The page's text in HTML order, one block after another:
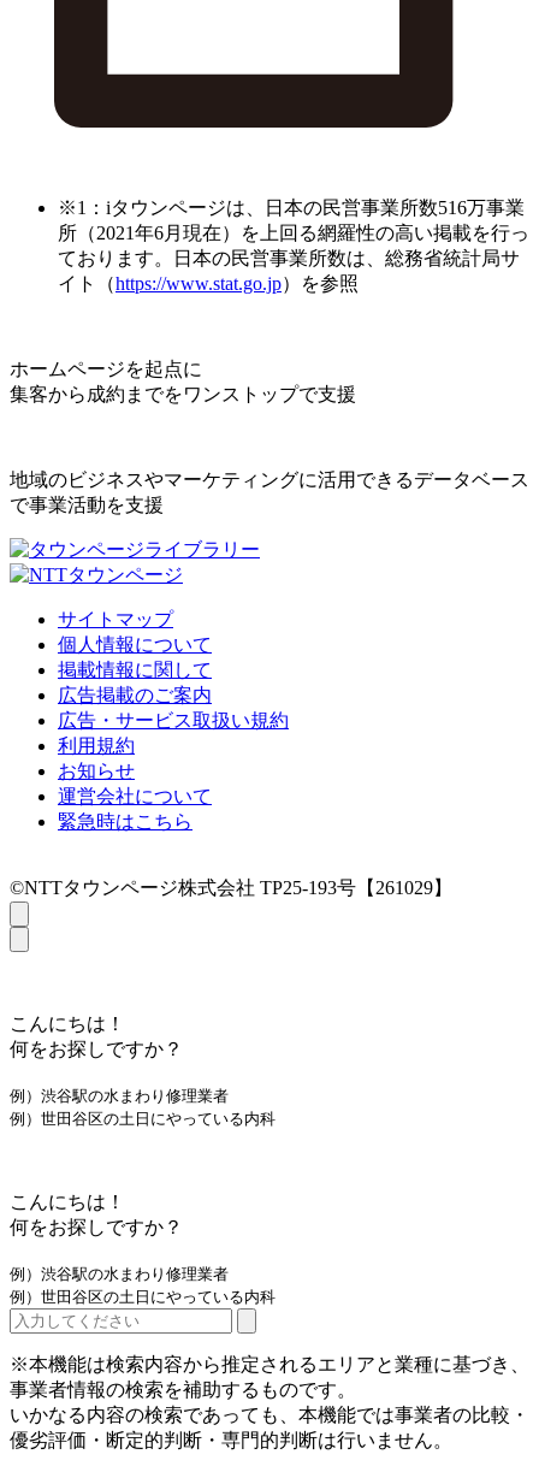
※1：iタウンページは、日本の民営事業所数516万事業
所（2021年6月現在）を上回る網羅性の高い掲載を行っ
ております。日本の民営事業所数は、総務省統計局サ
イト（https://www.stat.go.jp）を参照
ホームページを起点に
集客から成約までをワンストップで支援
地域のビジネスやマーケティングに活用できるデータベース
で事業活動を支援
サイトマップ
個人情報について
掲載情報に関して
広告掲載のご案内
広告・サービス取扱い規約
利用規約
お知らせ
運営会社について
緊急時はこちら
©NTTタウンページ株式会社 TP25-193号【261029】
こんにちは！
何をお探しですか？
例）渋谷駅の水まわり修理業者
例）世田谷区の土日にやっている内科
こんにちは！
何をお探しですか？
例）渋谷駅の水まわり修理業者
例）世田谷区の土日にやっている内科
※本機能は検索内容から推定されるエリアと業種に基づき、
事業者情報の検索を補助するものです。
いかなる内容の検索であっても、本機能では事業者の比較・
優劣評価・断定的判断・専門的判断は行いません。